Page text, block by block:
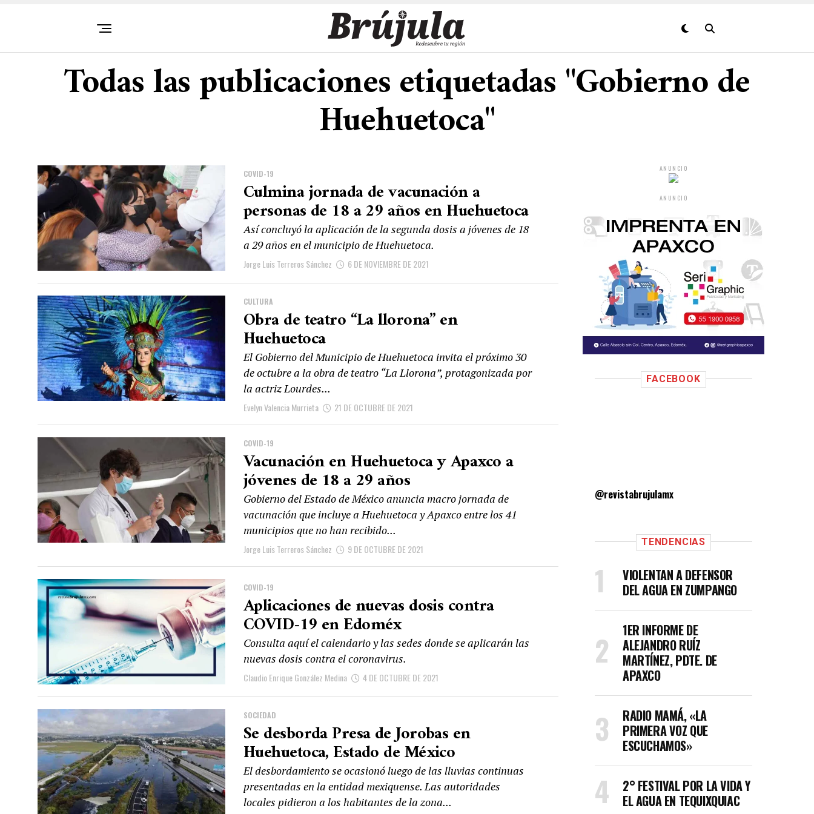
Todas las publicaciones etiquetadas "Gobierno de
Huehuetoca"
COVID-19
Culmina jornada de vacunación a
personas de 18 a 29 años en Huehuetoca
Así concluyó la aplicación de la segunda dosis a jóvenes de 18
a 29 años en el municipio de Huehuetoca.
Jorge Luis Terreros Sánchez 6 DE NOVIEMBRE DE 2021
CULTURA
Obra de teatro “La llorona” en
Huehuetoca
El Gobierno del Municipio de Huehuetoca invita el próximo 30
de octubre a la obra de teatro “La Llorona”, protagonizada por
la actriz Lourdes...
Evelyn Valencia Murrieta 21 DE OCTUBRE DE 2021
COVID-19
Vacunación en Huehuetoca y Apaxco a
jóvenes de 18 a 29 años
Gobierno del Estado de México anuncia macro jornada de
vacunación que incluye a Huehuetoca y Apaxco entre los 41
municipios que no han recibido...
Jorge Luis Terreros Sánchez 9 DE OCTUBRE DE 2021
COVID-19
Aplicaciones de nuevas dosis contra
COVID-19 en Edoméx
Consulta aquí el calendario y las sedes donde se aplicarán las
nuevas dosis contra el coronavirus.
Claudio Enrique González Medina 4 DE OCTUBRE DE 2021
SOCIEDAD
Se desborda Presa de Jorobas en
Huehuetoca, Estado de México
El desbordamiento se ocasionó luego de las lluvias continuas
presentadas en la entidad mexiquense. Las autoridades
locales pidieron a los habitantes de la zona...
ANUNCIO
ANUNCIO
FACEBOOK
@revistabrujulamx
TENDENCIAS
VIOLENTAN A DEFENSOR
DEL AGUA EN ZUMPANGO
1ER INFORME DE
ALEJANDRO RUÍZ
MARTÍNEZ, PDTE. DE
APAXCO
RADIO MAMÁ, «LA
PRIMERA VOZ QUE
ESCUCHAMOS»
2° FESTIVAL POR LA VIDA Y
EL AGUA EN TEQUIXQUIAC